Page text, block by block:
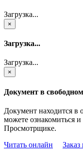
Загрузка...
×
Загрузка...
Загрузка...
×
Документ в
Документ находится
можете ознакомиться
Просмотрщике.
Читать онлайн